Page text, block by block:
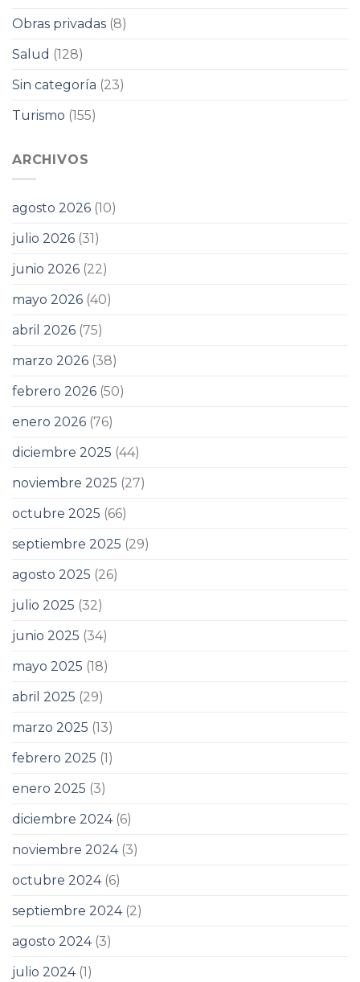
Obras privadas (8)
Salud (128)
Sin categoría (23)
Turismo (155)
ARCHIVOS
agosto 2026 (10)
julio 2026 (31)
junio 2026 (22)
mayo 2026 (40)
abril 2026 (75)
marzo 2026 (38)
febrero 2026 (50)
enero 2026 (76)
diciembre 2025 (44)
noviembre 2025 (27)
octubre 2025 (66)
septiembre 2025 (29)
agosto 2025 (26)
julio 2025 (32)
junio 2025 (34)
mayo 2025 (18)
abril 2025 (29)
marzo 2025 (13)
febrero 2025 (1)
enero 2025 (3)
diciembre 2024(6)
noviembre 2024(3)
octubre 2024(6)
septiembre 2024(2)
agosto 2024(3)
julio 2024(1)